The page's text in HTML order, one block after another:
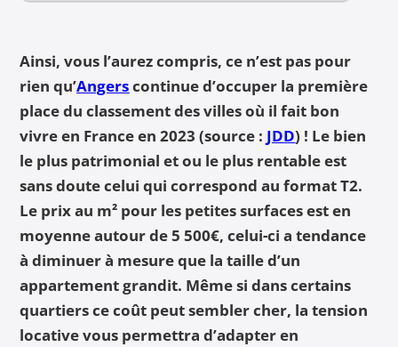
Ainsi, vous l’aurez compris, ce n’est pas pour
rien qu’Angerscontinue d’occuper la première
place du classement des villes où il fait bon
vivre en France en 2023 (source : JDD) ! Le bien
le plus patrimonial et ou le plus rentable est
sans doute celui qui correspond au format T2.
Le prix au m² pour les petites surfaces est en
moyenne autour de 5 500€, celui-ci a tendance
à diminuer à mesure que la taille d’un
appartement grandit. Même si dans certains
quartiers ce coût peut sembler cher, la tension
locative vous permettra d’adapter en